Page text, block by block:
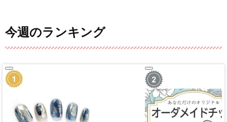
今週のランキング